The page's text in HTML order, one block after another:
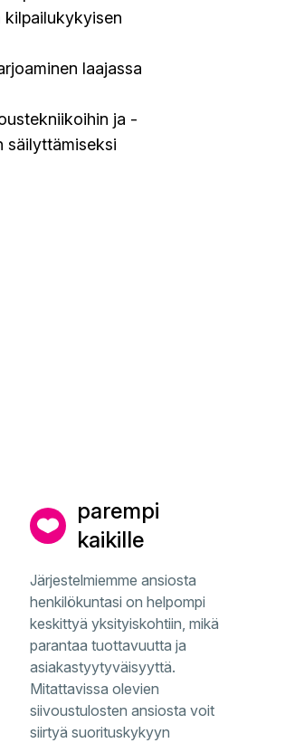
kilpailukykyisen
laajassa
ja -
säilyttämiseksi
parempi
kaikille
Järjestelmiemme ansiosta
henkilökuntasi on helpompi
keskittyä yksityiskohtiin, mikä
parantaa tuottavuutta ja
asiakastyytyväisyyttä.
Mitattavissa olevien
siivoustulosten ansiosta voit
siirtyä suorituskykyyn